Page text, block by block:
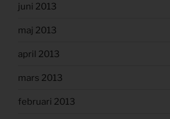
juni 2013
maj 2013
april 2013
mars 2013
februari 2013